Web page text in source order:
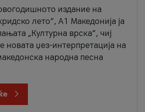
издание на
лето“, А1 Македонија ја
„Културна врска“, чиј
новата џез-интерпретација на
народна песна